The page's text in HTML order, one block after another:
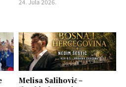
Melisa Salihović –